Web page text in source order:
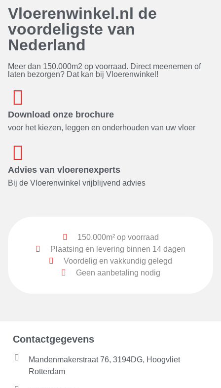
Vloerenwinkel.nl de
voordeligste van
Nederland
Meer dan 150.000m2 op voorraad. Direct meenemen of
laten bezorgen? Dat kan bij Vloerenwinkel!
Download onze brochure
voor het kiezen, leggen en onderhouden van uw vloer
Advies van vloerenexperts
Bij de Vloerenwinkel vrijblijvend advies
150.000m² op voorraad
Plaatsing en levering binnen 14 dagen
Voordelig en vakkundig gelegd
Geen aanbetaling nodig
Contactgegevens
Mandenmakerstraat 76, 3194DG, Hoogvliet
Rotterdam